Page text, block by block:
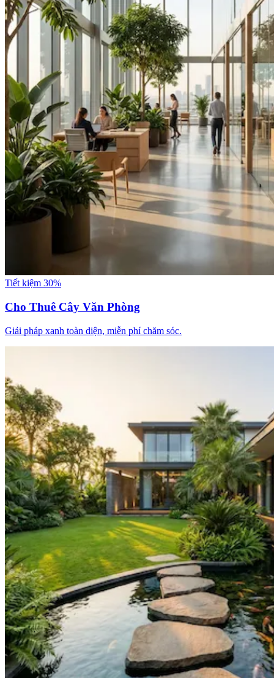
Tiết kiệm 30%
Cho Thuê Cây Văn Phòng
Giải pháp xanh toàn diện, miễn phí chăm sóc.